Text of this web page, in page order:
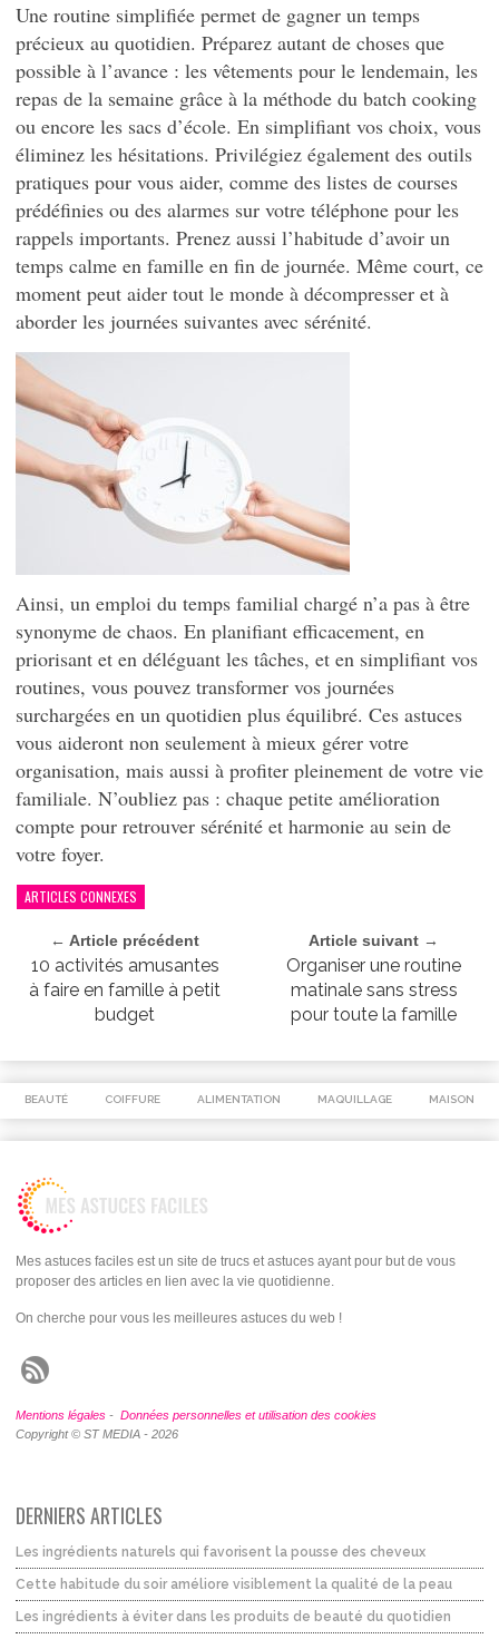
Une routine simplifiée permet de gagner un temps
précieux au quotidien. Préparez autant de choses que
possible à l’avance : les vêtements pour le lendemain, les
repas de la semaine grâce à la méthode du batch cooking
ou encore les sacs d’école. En simplifiant vos choix, vous
éliminez les hésitations. Privilégiez également des outils
pratiques pour vous aider, comme des listes de courses
prédéfinies ou des alarmes sur votre téléphone pour les
rappels importants. Prenez aussi l’habitude d’avoir un
temps calme en famille en fin de journée. Même court, ce
moment peut aider tout le monde à décompresser et à
aborder les journées suivantes avec sérénité.
Ainsi, un emploi du temps familial chargé n’a pas à être
synonyme de chaos. En planifiant efficacement, en
priorisant et en déléguant les tâches, et en simplifiant vos
routines, vous pouvez transformer vos journées
surchargées en un quotidien plus équilibré. Ces astuces
vous aideront non seulement à mieux gérer votre
organisation, mais aussi à profiter pleinement de votre vie
familiale. N’oubliez pas : chaque petite amélioration
compte pour retrouver sérénité et harmonie au sein de
votre foyer.
ARTICLES CONNEXES
← Article précédent
10 activités amusantes
à faire en famille à petit
budget
Article suivant →
Organiser une routine
matinale sans stress
pour toute la famille
BEAUTÉ COIFFURE ALIMENTATION MAQUILLAGE MAISON
Mes astuces faciles est un site de trucs et astuces ayant pour but de vous
proposer des articles en lien avec la vie quotidienne.
On cherche pour vous les meilleures astuces du web !
Mentions légales - Données personnelles et utilisation des cookies
Copyright © ST MEDIA - 2026
DERNIERS ARTICLES
Les ingrédients naturels qui favorisent la pousse des cheveux
Cette habitude du soir améliore visiblement la qualité de la peau
Les ingrédients à éviter dans les produits de beauté du quotidien